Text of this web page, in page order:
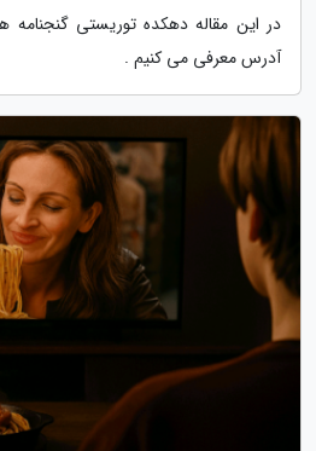
در این مقاله دهکده توریستی گنجنامه
آدرس معرفی می کنیم .